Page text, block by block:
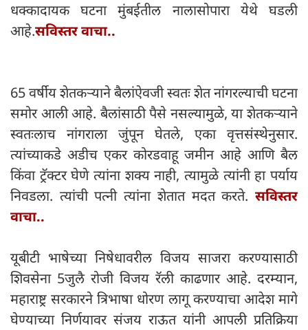
धक्कादायक घटना मुंबईतील नालासोपारा येथे घडली
आहे.सविस्तर वाचा..
65 वर्षीय शेतकऱ्याने बैलांऐवजी स्वतः शेत नांगरल्याची घटना
समोर आली आहे. बैलांसाठी पैसे नसल्यामुळे, या शेतकऱ्याने
स्वतःलाच नांगराला जुंपून घेतले, एका वृत्तसंस्थेनुसार.
त्यांच्याकडे अडीच एकर कोरडवाहू जमीन आहे आणि बैल
किंवा ट्रॅक्टर घेणे त्यांना शक्य नाही, त्यामुळे त्यांनी हा पर्याय
निवडला. त्यांची पत्नी त्यांना शेतात मदत करते. सविस्तर
वाचा..
यूबीटी भाषेच्या निषेधावरील विजय साजरा करण्यासाठी
शिवसेना 5जुलै रोजी विजय रॅली काढणार आहे. दरम्यान,
महाराष्ट्र सरकारने त्रिभाषा धोरण लागू करण्याचा आदेश मागे
घेण्याच्या निर्णयावर संजय राऊत यांनी आपली प्रतिक्रिया